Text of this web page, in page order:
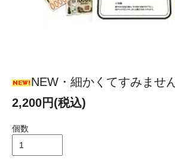
NEW・細かくてすみませ
2,200円(税込)
個数